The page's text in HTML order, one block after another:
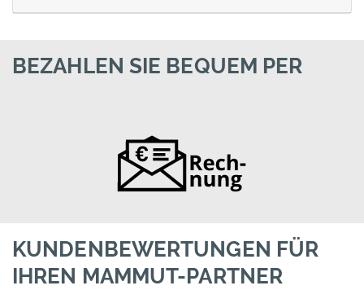
BEZAHLEN SIE BEQUEM PER
KUNDENBEWERTUNGEN FÜR
IHREN MAMMUT-PARTNER